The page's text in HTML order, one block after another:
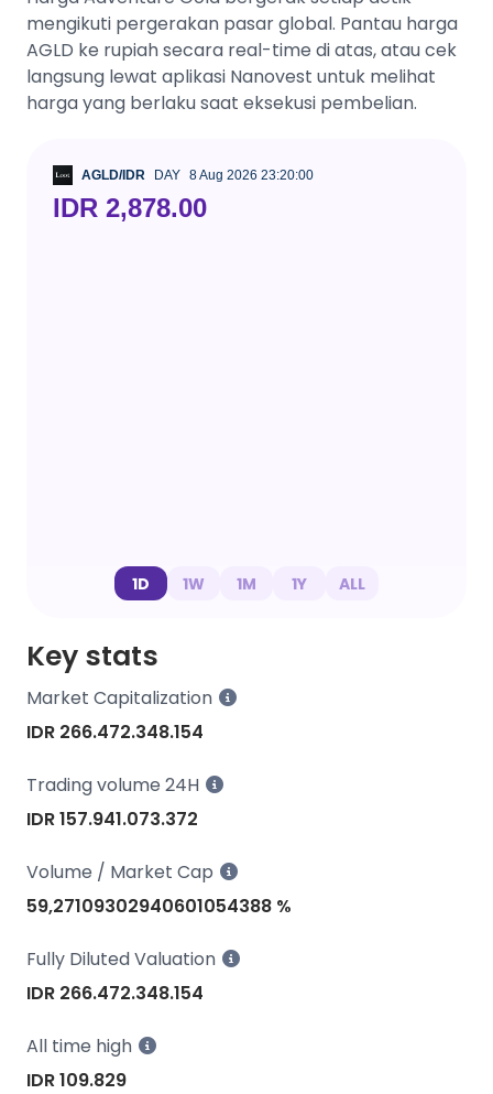
mengikuti pergerakan pasar global. Pantau harga
AGLD ke rupiah secara real-time di atas, atau cek
langsung lewat aplikasi Nanovest untuk melihat
harga yang berlaku saat eksekusi pembelian.
AGLD/IDR DAY 8 Aug 2026 23:20:00
IDR 2,878.00
1D 1W 1M 1Y ALL
Key stats
Market Capitalization
IDR 266.472.348.154
Trading volume 24H
IDR 157.941.073.372
Volume / Market Cap
59,27109302940601054388 %
Fully Diluted Valuation
IDR 266.472.348.154
All time high
IDR 109.829